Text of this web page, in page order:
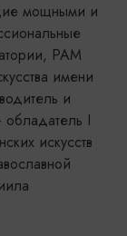
мощными и
РАМ
имени
и
обладатель I
искусств